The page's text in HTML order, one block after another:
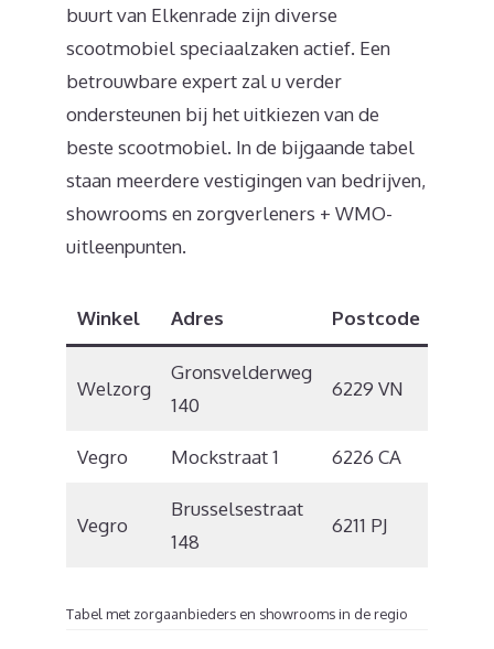
buurt van Elkenrade zijn diverse
scootmobiel speciaalzaken actief. Een
betrouwbare expert zal u verder
ondersteunen bij het uitkiezen van de
beste scootmobiel. In de bijgaande tabel
staan meerdere vestigingen van bedrijven,
showrooms en zorgverleners + WMO-
uitleenpunten.
Winkel Adres Postcode
Welzorg
Gronsvelderweg
140
6229 VN
Vegro Mockstraat 1 6226 CA
Vegro
Brusselsestraat
148
6211 PJ
Tabel met zorgaanbieders en showrooms in de regio